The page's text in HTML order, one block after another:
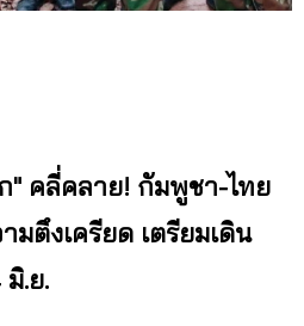
คลี่คลาย! กัมพูชา-ไทย
ตึงเครียด เตรียมเดิน
.ย.